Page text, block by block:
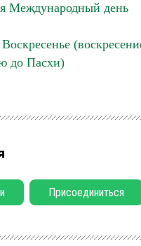
Международный день
до Пасхи)
Присоединиться